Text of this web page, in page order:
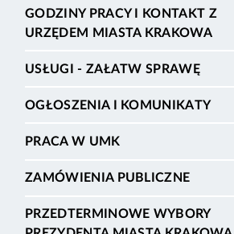
GODZINY PRACY I KONTAKT Z
URZĘDEM MIASTA KRAKOWA
USŁUGI - ZAŁATW SPRAWĘ
OGŁOSZENIA I KOMUNIKATY
PRACA W UMK
ZAMÓWIENIA PUBLICZNE
PRZEDTERMINOWE WYBORY